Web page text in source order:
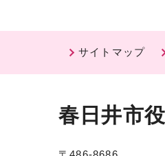
サイトマップ
春日井市